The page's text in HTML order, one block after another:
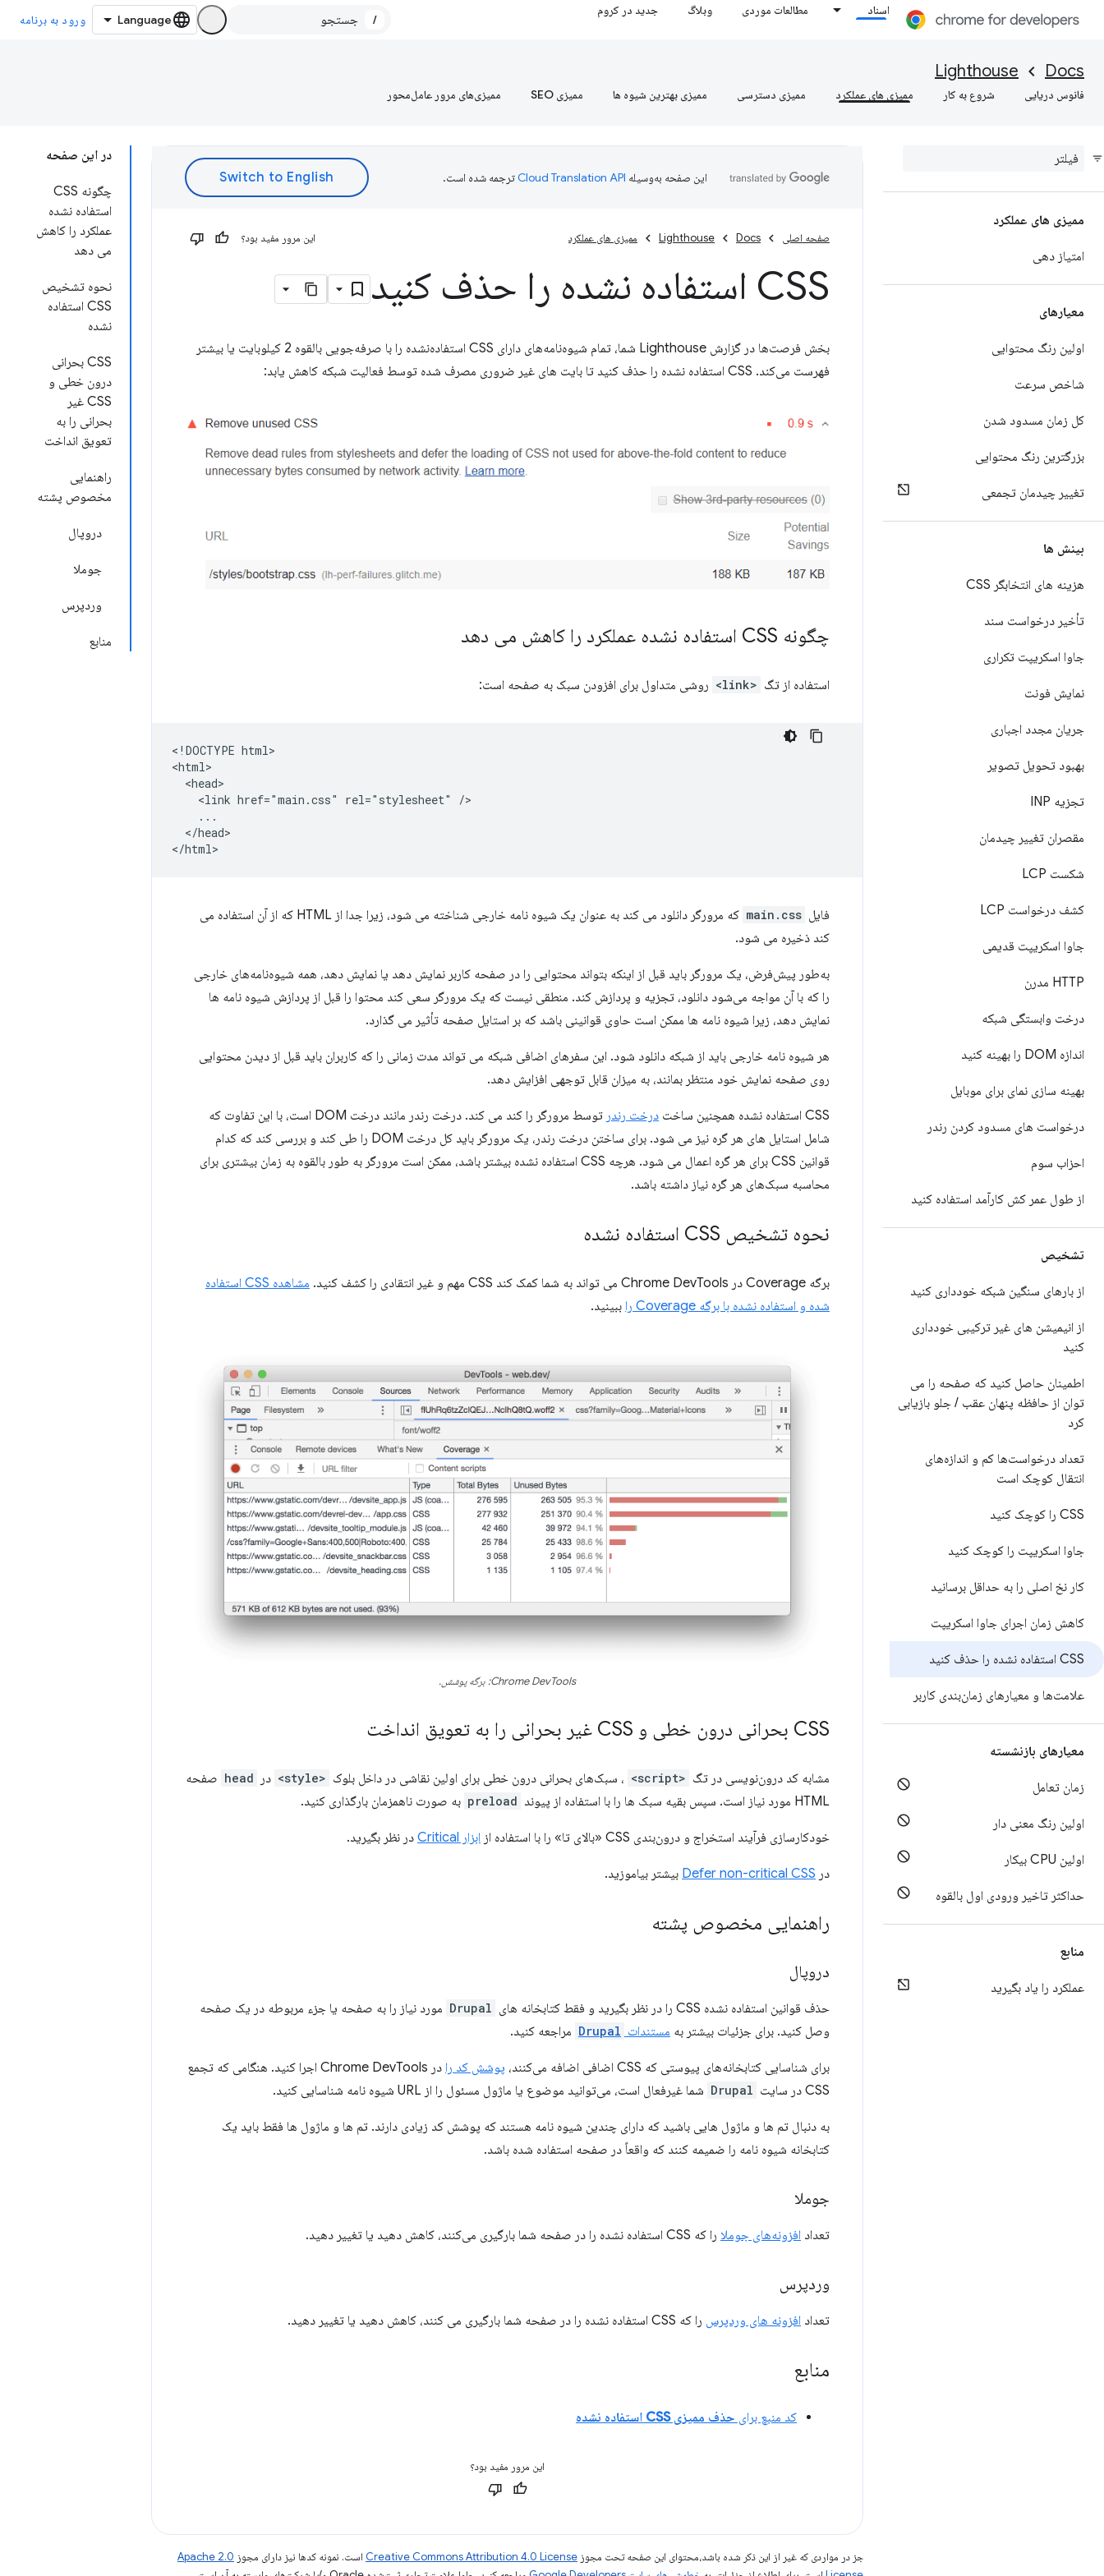
اسناد مطالعات موردی وبلاگ جدید در کروم
/ ورود به برنامه
Docs
Lighthouse
فانوس دریایی شروع به کار ممیزی های عملکرد ممیزی دسترسی ممیزی بهترین شیوه ها ممیزی SEO ممیزی‌های مرور عامل‌محور
ممیزی های عملکرد
امتیاز دهی
معیارهای
اولین رنگ محتوایی
شاخص سرعت
کل زمان مسدود شدن
بزرگترین رنگ محتوایی
تغییر چیدمان تجمعی
بینش ها
هزینه های انتخابگر CSS
تأخیر درخواست سند
جاوا اسکریپت تکراری
نمایش فونت
جریان مجدد اجباری
بهبود تحویل تصویر
تجزیه INP
مقصران تغییر چیدمان
شکست LCP
کشف درخواست LCP
جاوا اسکریپت قدیمی
HTTP مدرن
درخت وابستگی شبکه
اندازه DOM را بهینه کنید
بهینه سازی نمای برای موبایل
درخواست های مسدود کردن رندر
احزاب سوم
از طول عمر کش کارآمد استفاده کنید
تشخیص
از بارهای سنگین شبکه خودداری کنید
از انیمیشن های غیر ترکیبی خودداری
کنید
اطمینان حاصل کنید که صفحه را می
توان از حافظه پنهان عقب / جلو بازیابی
کرد
تعداد درخواست‌ها کم و اندازه‌های
انتقال کوچک است
CSS را کوچک کنید
جاوا اسکریپت را کوچک کنید
کار نخ اصلی را به حداقل برسانید
کاهش زمان اجرای جاوا اسکریپت
CSS استفاده نشده را حذف کنید
علامت‌ها و معیارهای زمان‌بندی کاربر
معیارهای بازنشسته
زمان تعامل
اولین رنگ معنی دار
اولین CPU بیکار
حداکثر تاخیر ورودی اول بالقوه
منابع
عملکرد را یاد بگیرید
در این صفحه
چگونه CSS
استفاده نشده
عملکرد را کاهش
می دهد
نحوه تشخیص
CSS استفاده
نشده
CSS بحرانی
درون خطی و
CSS غیر
بحرانی را به
تعویق انداخت
راهنمایی
مخصوص پشته
دروپال
جوملا
وردپرس
منابع
این صفحه به‌وسیله ترجمه شده است.
صفحه اصلی Docs
Lighthouse ممیزی های عملکرد این مرور مفید بود؟
CSS استفاده نشده را حذف کنید
بخش فرصت‌ها در گزارش Lighthouse شما، تمام شیوه‌نامه‌های دارای CSS استفاده‌نشده را با صرفه‌جویی بالقوه 2 کیلوبایت یا بیشتر
فهرست می‌کند. CSS استفاده نشده را حذف کنید تا بایت های غیر ضروری مصرف شده توسط فعالیت شبکه کاهش یابد:
چگونه CSS استفاده نشده عملکرد را کاهش می دهد
استفاده از تگ <link> روشی متداول برای افزودن سبک به صفحه است:
<!DOCTYPE html>
<html>
  <head>
    <link href="main.css" rel="stylesheet" />
    ...
  </head>
فایل main.css
که مرورگر دانلود می کند به عنوان یک شیوه نامه خارجی شناخته می شود، زیرا جدا از HTML که از آن استفاده می
کند ذخیره می شود.
به‌طور پیش‌فرض، یک مرورگر باید قبل از اینکه بتواند محتوایی را در صفحه کاربر نمایش دهد یا نمایش دهد، همه شیوه‌نامه‌های خارجی
را که با آن مواجه می‌شود دانلود، تجزیه و پردازش کند. منطقی نیست که یک مرورگر سعی کند محتوا را قبل از پردازش شیوه نامه ها
نمایش دهد، زیرا شیوه نامه ها ممکن است حاوی قوانینی باشد که بر استایل صفحه تأثیر می گذارد.
هر شیوه نامه خارجی باید از شبکه دانلود شود. این سفرهای اضافی شبکه می تواند مدت زمانی را که کاربران باید قبل از دیدن محتوایی
روی صفحه نمایش خود منتظر بمانند، به میزان قابل توجهی افزایش دهد.
CSS استفاده نشده همچنین ساخت درخت رندر
توسط مرورگر را کند می کند. درخت رندر مانند درخت DOM است، با این تفاوت که
شامل استایل های هر گره نیز می شود. برای ساختن درخت رندر، یک مرورگر باید کل درخت DOM را طی کند و بررسی کند که کدام
قوانین CSS برای هر گره اعمال می شود. هرچه CSS استفاده نشده بیشتر باشد، ممکن است مرورگر به طور بالقوه به زمان بیشتری برای
محاسبه سبک‌های هر گره نیاز داشته باشد.
نحوه تشخیص CSS استفاده نشده
برگه Coverage در Chrome DevTools می تواند به شما کمک کند CSS مهم و غیر انتقادی را کشف کنید.
مشاهده CSS استفاده
شده و استفاده نشده با برگه Coverage را
ببینید.
Chrome DevTools: برگه پوشش.
CSS بحرانی درون خطی و CSS غیر بحرانی را به تعویق انداخت
مشابه کد درون‌نویسی در تگ <script> ، سبک‌های بحرانی درون خطی برای اولین نقاشی در داخل بلوک <style> در head صفحه
HTML مورد نیاز است. سپس بقیه سبک ها را با استفاده از پیوند
preload به صورت ناهمزمان بارگذاری کنید.
خودکارسازی فرآیند استخراج و درون‌بندی CSS «بالای تا» را با استفاده از ابزار Critical در نظر بگیرید.
در Defer non-critical CSS بیشتر بیاموزید.
راهنمایی مخصوص پشته
دروپال
حذف قوانین استفاده نشده CSS را در نظر بگیرید و فقط کتابخانه های Drupal مورد نیاز را به صفحه یا جزء مربوطه در یک صفحه
وصل کنید. برای جزئیات بیشتر به مستندات Drupal مراجعه کنید.
برای شناسایی کتابخانه‌های پیوستی که CSS اضافی اضافه می‌کنند، پوشش کد را
در Chrome DevTools اجرا کنید. هنگامی که تجمع
CSS در سایت
Drupal شما غیرفعال است، می‌توانید موضوع یا ماژول مسئول را از URL شیوه نامه شناسایی کنید.
به دنبال تم ها و ماژول هایی باشید که دارای چندین شیوه نامه هستند که پوشش کد زیادی دارند. تم ها و ماژول ها فقط باید یک
کتابخانه شیوه نامه را ضمیمه کنند که واقعاً در صفحه استفاده شده باشد.
جوملا
تعداد افزونه‌های جوملا را که CSS استفاده نشده را در صفحه شما بارگیری می‌کنند، کاهش دهید یا تغییر دهید.
وردپرس
تعداد افزونه های وردپرس را که CSS استفاده نشده را در صفحه شما بارگیری می کنند، کاهش دهید یا تغییر دهید.
منابع
کد منبع برای حذف ممیزی CSS استفاده نشده
این مرور مفید بود؟
جز در مواردی که غیر از این ذکر شده باشد،‌محتوای این صفحه تحت مجوز Creative Commons Attribution 4.0 License است. نمونه کدها نیز دارای مجوز Apache 2.0